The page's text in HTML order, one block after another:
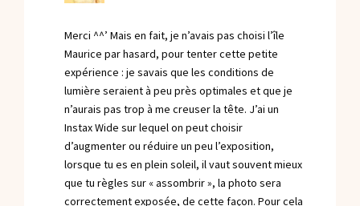
Merci ^^’ Mais en fait, je n’avais pas choisi l’île
Maurice par hasard, pour tenter cette petite
expérience : je savais que les conditions de
lumière seraient à peu près optimales et que je
n’aurais pas trop à me creuser la tête. J’ai un
Instax Wide sur lequel on peut choisir
d’augmenter ou réduire un peu l’exposition,
lorsque tu es en plein soleil, il vaut souvent mieux
que tu règles sur « assombrir », la photo sera
correctement exposée, de cette façon. Pour cela